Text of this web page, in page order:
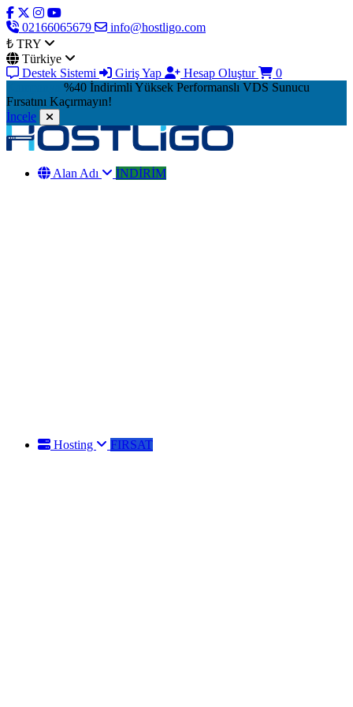
02166065679
info@hostligo.com
₺ TRY
Türkiye
Destek Sistemi
Giriş Yap Hesap Oluştur
0
%40 İndirimli Yüksek Performanslı VDS Sunucu
Fırsatını Kaçırmayın!
İncele
Alan Adı İNDİRİM
Hosting FIRSAT